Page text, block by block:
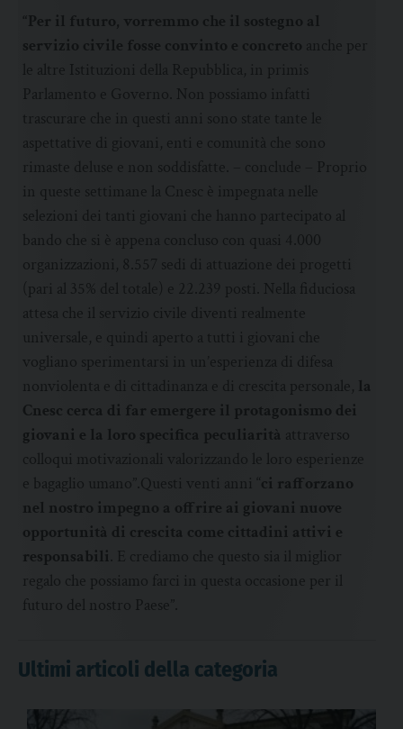
Parlamento e Governo. Non possiamo infatti
aspettative di giovani, enti e comunità che sono
rimaste deluse e non soddisfatte. – conclude – Proprio
in queste settimane la Cnesc è impegnata nelle
selezioni dei tanti giovani che hanno partecipato al
bando che si è appena concluso con quasi 4.000
organizzazioni, 8.557 sedi di attuazione dei progetti
(pari al 35% del totale) e 22.239 posti. Nella fiduciosa
attesa che il servizio civile diventi realmente
universale, e quindi aperto a tutti i giovani che
vogliano sperimentarsi in un’esperienza di difesa
nonviolenta e di cittadinanza e di crescita personale, la
Cnesc cerca di far emergere il protagonismo dei
giovani e la loro specifica peculiarità
attraverso
colloqui motivazionali valorizzando le loro esperienze
e bagaglio umano”.Questi venti anni “
ci rafforzano
nel nostro impegno a offrire ai giovani nuove
opportunità di crescita come cittadini attivi e
responsabili
. E crediamo che questo sia il miglior
regalo che possiamo farci in questa occasione per il
futuro del nostro Paese”.
Ultimi articoli della categoria